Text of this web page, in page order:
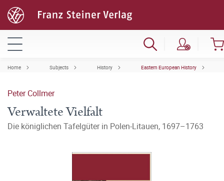
Home Subjects History Eastern European History
Peter Collmer
Verwaltete Vielfalt
Die königlichen Tafelgüter in Polen-Litauen, 1697–1763